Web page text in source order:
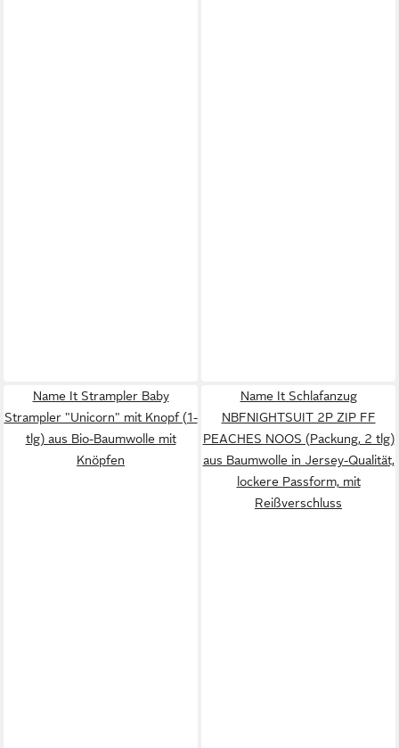
Name It Strampler Baby
Strampler "Unicorn" mit Knopf (1-
tlg) aus Bio-Baumwolle mit
Knöpfen
Name It Schlafanzug
NBFNIGHTSUIT 2P ZIP FF
PEACHES NOOS (Packung, 2 tlg)
aus Baumwolle in Jersey-Qualität,
lockere Passform, mit
Reißverschluss